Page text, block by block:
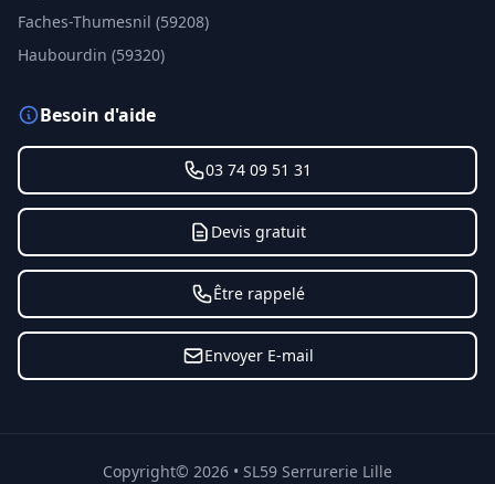
Faches-Thumesnil (59208)
Haubourdin (59320)
Besoin d'aide
03 74 09 51 31
Devis gratuit
Être rappelé
Envoyer E-mail
Copyright© 2026 • SL59 Serrurerie Lille